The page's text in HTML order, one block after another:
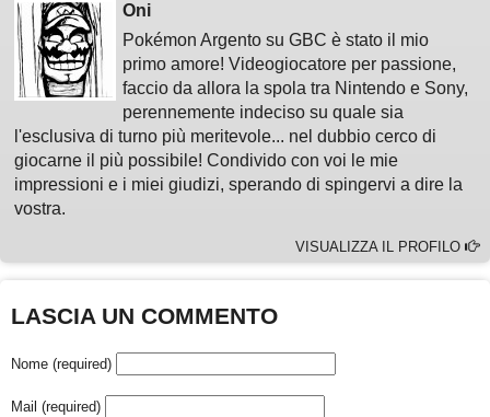
Oni
Pokémon Argento su GBC è stato il mio
primo amore! Videogiocatore per passione,
faccio da allora la spola tra Nintendo e Sony,
perennemente indeciso su quale sia
l'esclusiva di turno più meritevole... nel dubbio cerco di
giocarne il più possibile! Condivido con voi le mie
impressioni e i miei giudizi, sperando di spingervi a dire la
vostra.
VISUALIZZA IL PROFILO
LASCIA UN COMMENTO
Nome (required)
Mail (required)